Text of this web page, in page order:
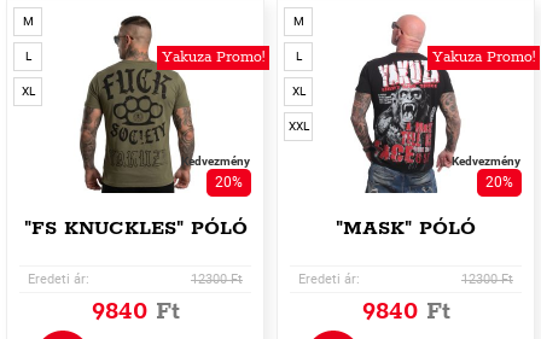
Yakuza Promo!
M
L
XL
Kedvezmény
20%
"FS KNUCKLES" PÓLÓ
Eredeti ár: 12300 Ft
9840 Ft
Yakuza Promo!
M
L
XL
XXL
Kedvezmény
20%
"MASK" PÓLÓ
Eredeti ár: 12300 Ft
9840 Ft